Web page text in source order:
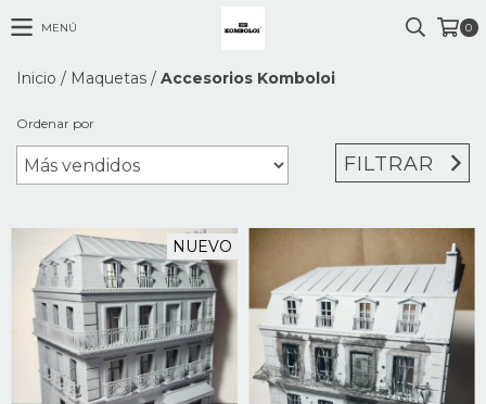
MENÚ 0
Inicio / Maquetas / Accesorios Komboloi
Ordenar por
FILTRAR
NUEVO